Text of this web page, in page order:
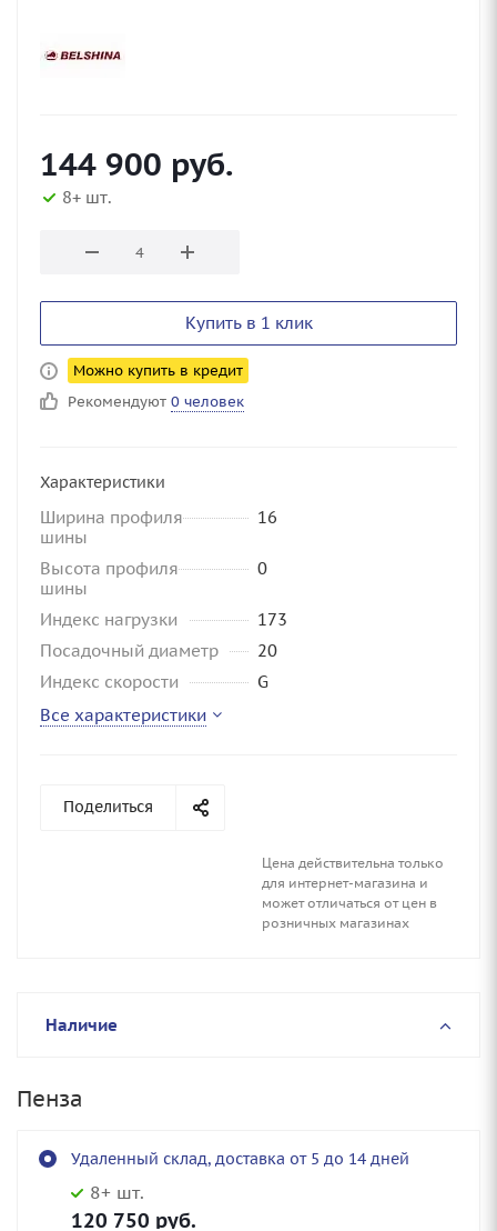
144 900 руб.
8+ шт.
Купить в 1 клик
Можно купить в кредит
Рекомендуют 0 человек
Характеристики
Ширина профиля
шины
16
Высота профиля
шины
0
Индекс нагрузки
173
Посадочный диаметр
20
Индекс скорости
G
Все характеристики
Поделиться
Цена действительна только
для интернет-магазина и
может отличаться от цен в
розничных магазинах
Наличие
Пенза
Удаленный склад, доставка от 5 до 14 дней
8+ шт.
120 750 руб.